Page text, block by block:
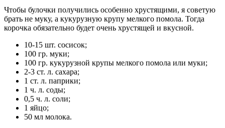
Чтобы булочки получились особенно хрустящими, я советую
брать не муку, а кукурузную крупу мелкого помола. Тогда
корочка обязательно будет очень хрустящей и вкусной.
10-15 шт. сосисок;
100 гр. муки;
100 гр. кукурузной крупы мелкого помола или муки;
2-3 ст. л. сахара;
1 ст. л. паприки;
1 ч. л. соды;
0,5 ч. л. соли;
1 яйцо;
50 мл молока.